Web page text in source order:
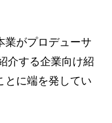
業がプロデューサ
介する企業向け紹
とに端を発してい